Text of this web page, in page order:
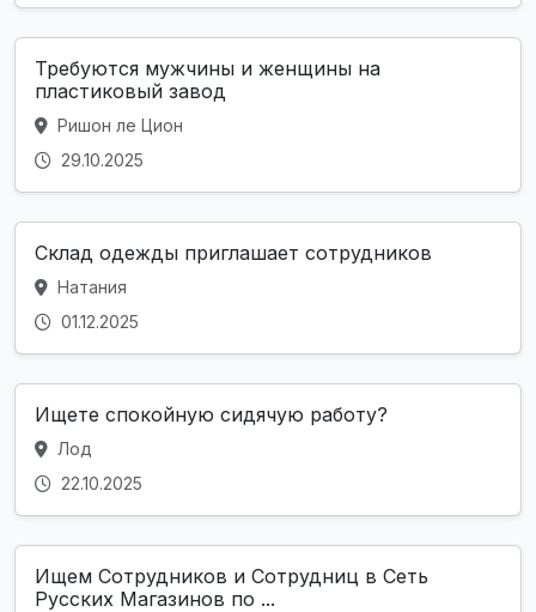
Требуются мужчины и женщины на
пластиковый завод
Ришон ле Цион
29.10.2025
Склад одежды приглашает сотрудников
Натания
01.12.2025
Ищете спокойную сидячую работу?
Лод
22.10.2025
Ищем Сотрудников и Сотрудниц в Сеть
Русских Магазинов по ...